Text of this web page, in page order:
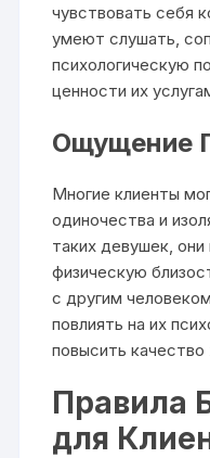
чувствовать себя
умеют слушать,
психологическую
ценности их
Ощущение
Многие клиенты
одиночества и
таких девушек, они
физическую
с другим
повлиять на их
повысить качество
Правила
для